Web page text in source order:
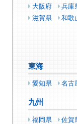
大阪府 兵庫
滋賀県
和歌
東海
愛知県 名古
九州
福岡県 佐賀